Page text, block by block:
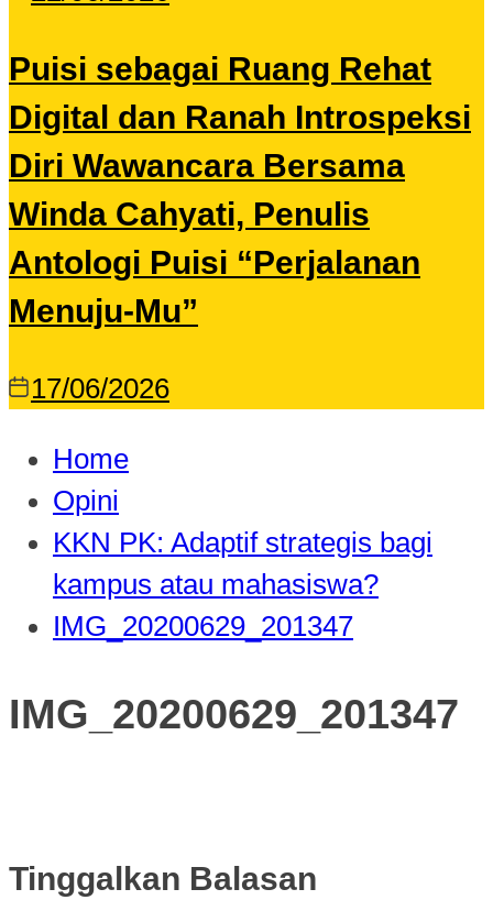
Puisi sebagai Ruang Rehat
Digital dan Ranah Introspeksi
Diri Wawancara Bersama
Winda Cahyati, Penulis
Antologi Puisi “Perjalanan
Menuju-Mu”
17/06/2026
Home
Opini
KKN PK: Adaptif strategis bagi
kampus atau mahasiswa?
IMG_20200629_201347
IMG_20200629_201347
Tinggalkan Balasan